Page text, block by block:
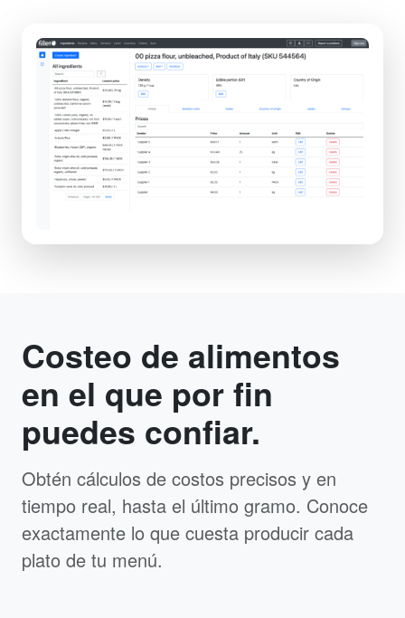
Costeo de alimentos
en el que por fin
puedes confiar.
Obtén cálculos de costos precisos y en
tiempo real, hasta el último gramo. Conoce
exactamente lo que cuesta producir cada
plato de tu menú.